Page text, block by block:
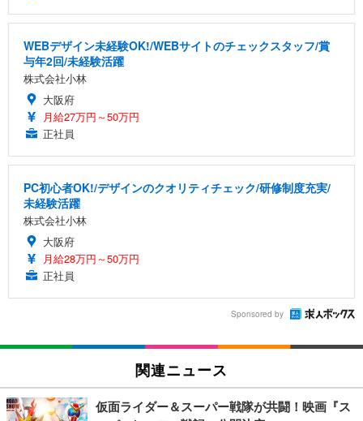
WEBデザイン未経験OK!/WEBサイトのチェックスタッフ/賞
与年2回/未経験活躍
株式会社小林
大阪府
月給27万円～50万円
正社員
PC初心者OK!/デザインのクオリティチェック/研修制度充実/
未経験活躍
株式会社小林
大阪府
月給28万円～50万円
正社員
Sponsored by
関連ニュース
仮面ライダー＆スーパー戦隊が共闘！映画『ス